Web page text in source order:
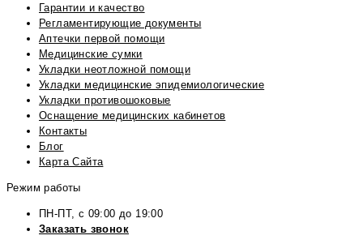
Гарантии и качество
Регламентирующие документы
Аптечки первой помощи
Медицинские сумки
Укладки неотложной помощи
Укладки медицинские эпидемиологические
Укладки противошоковые
Оснащение медицинских кабинетов
Контакты
Блог
Карта Сайта
Режим работы
ПН-ПТ, с 09:00 до 19:00
Заказать звонок